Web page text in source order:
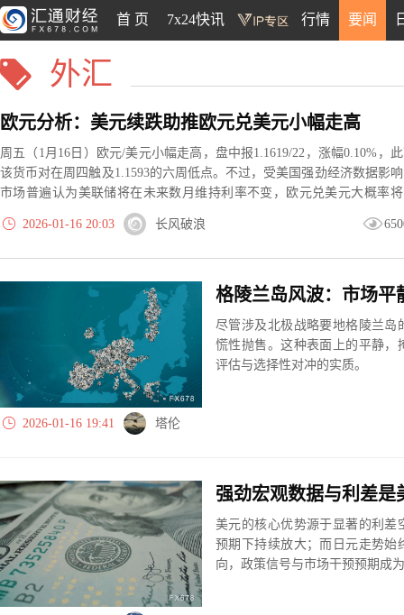
首 页 7x24快讯 行情 要闻
外汇
欧元分析：美元续跌助推欧元兑美元小幅走高
周五（1月16日）欧元/美元小幅走高，盘中报1.1619/22，涨幅0.10%，
该货币对在周四触及1.1593的六周低点。不过，受美国强劲经济数据影
市场普遍认为美联储将在未来数月维持利率不变，欧元兑美元大概率
2026-01-16 20:03
长风破浪
尽管涉及北极战略要地格陵兰岛
慌性抛售。这种表面上的平静，
评估与选择性对冲的实质。
2026-01-16 19:41 塔伦
强劲宏观数据与利差是
美元的核心优势源于显著的利差
预期下持续放大；而日元走势始
向，政策信号与市场干预预期成